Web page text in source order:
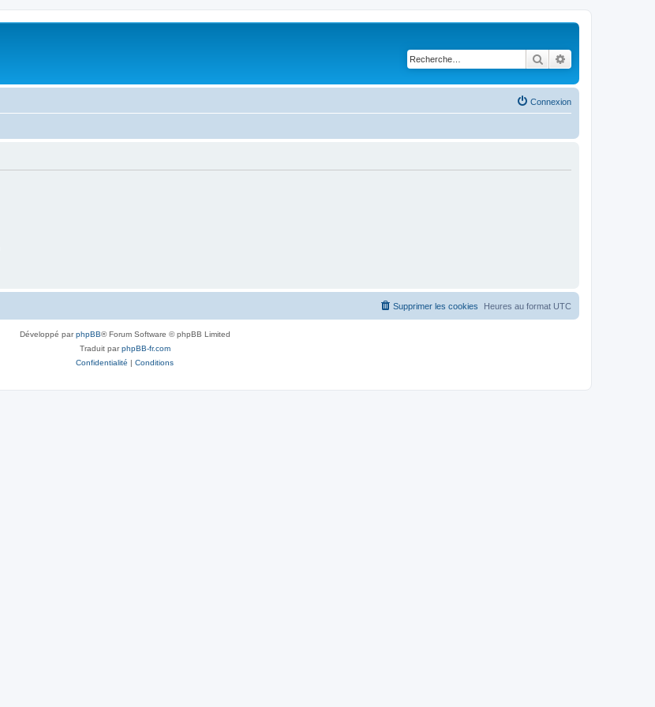
Rechercher
Connexion
Heures au format UTC
Supprimer les cookies
Développé parphpBB® Forum Software © phpBB Limited
Traduit parphpBB-fr.com
Confidentialité | Conditions